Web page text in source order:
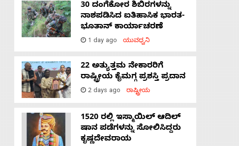
30 ದಂಗೆಕೋರ ಶಿಬಿರಗಳನ್ನು
ನಾಶಪಡಿಸಿದ ಐತಿಹಾಸಿಕ ಭಾರತ-
ಭೂತಾನ್ ಕಾರ್ಯಾಚರಣೆ
1 day ago ಯುವಧ್ವನಿ
22 ಅತ್ಯುತ್ತಮ ನೇಕಾರರಿಗೆ
ರಾಷ್ಟ್ರೀಯ ಕೈಮಗ್ಗ ಪ್ರಶಸ್ತಿ ಪ್ರದಾನ
2 days ago ರಾಷ್ಟ್ರೀಯ
1520 ರಲ್ಲಿ ಇಸ್ಮಾಯಿಲ್ ಆದಿಲ್
ಷಾನ ಪಡೆಗಳನ್ನು ಸೋಲಿಸಿದ್ದರು
ಕೃಷ್ಣದೇವರಾಯ